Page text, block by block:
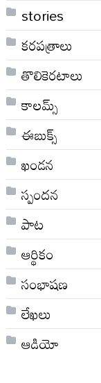
stories
కరపత్రాలు
తొలికెరటాలు
కాలమ్స్
ఈబుక్స్
ఖండన
స్పందన
పాట
ఆర్థికం
సంభాషణ
లేఖలు
ఆడియో